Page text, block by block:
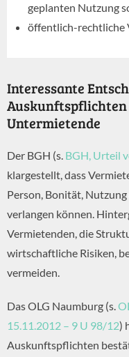
geplanten Nutzung
öffentlich-rechtliche
Interessante
Untermietende
Der BGH (s. BGH, Urteil
klargestellt, dass
Person, Bonität,
verlangen können.
Vermietenden, die
wirtschaftliche Risiken,
vermeiden.
Das OLG Naumburg (s.
15.11.2012 – 9 U 98/12)
Auskunftspflichten